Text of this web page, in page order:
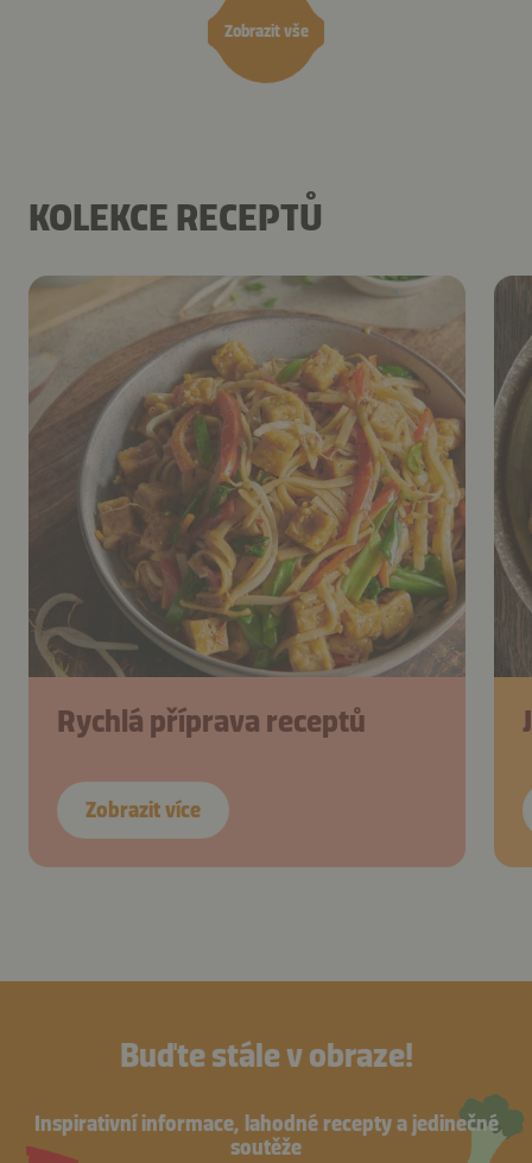
Zobrazit vše
fritéze.
KOLEKCE RECEPTŮ
Rychlá příprava receptů
Zobrazit více
Buďte stále v obraze!
Inspirativní informace, lahodné recepty a jedinečné
soutěže